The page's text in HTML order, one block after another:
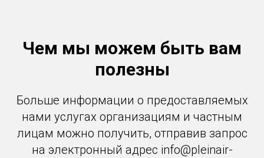
Чем мы можем быть вам
полезны
Больше информации о предоставляемых
нами услугах организациям и частным
лицам можно получить, отправив запрос
на электронный адрес info@pleinair-